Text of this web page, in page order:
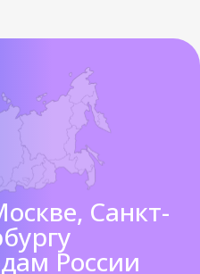
Санкт-
России